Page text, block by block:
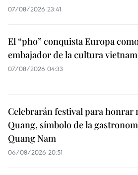
07/08/2026 23:41
El “pho” conquista Europa
embajador de la cultura
07/08/2026 04:33
Celebrarán festival para honrar
Quang, símbolo de la
Quang Nam
06/08/2026 20:51